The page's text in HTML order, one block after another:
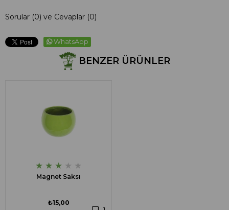
Sorular (0) ve Cevaplar (0)
WhatsApp
BENZER ÜRÜNLER
★ ★ ★ ★ ★
Magnet Saksı
₺15,00